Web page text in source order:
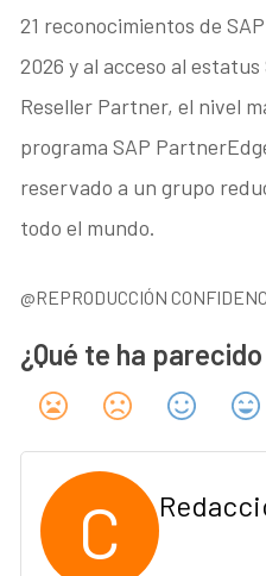
21 reconocimientos de
2026 y al acceso al
Reseller Partner, el nivel
programa SAP
reservado a un grupo
todo el mundo.
@REPRODUCCIÓN
¿Qué te ha
C